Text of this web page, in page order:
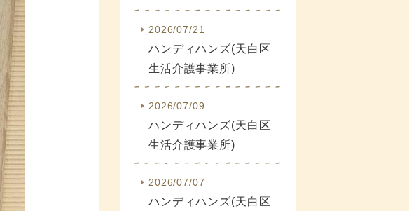
2026/07/21
ハンディハンズ(天白区
生活介護事業所)
2026/07/09
ハンディハンズ(天白区
生活介護事業所)
2026/07/07
ハンディハンズ(天白区